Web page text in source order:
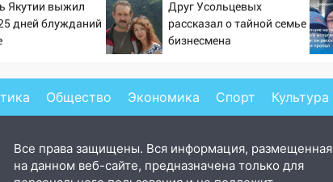
Якутии выжил
дней блужданий
Друг Усольцевых
рассказал о тайной семье
бизнесмена
Общество Экономика Спорт Культура
Все права защищены. Вся информация, размещенная
на данном веб-сайте, предназначена только для